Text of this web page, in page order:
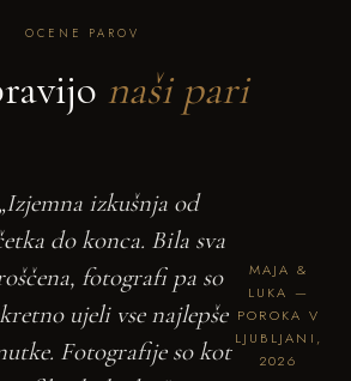
OCENE PAROV
naši pari
„Izjemna izkušnja od
do konca. Bila sva
fotografi pa so
ujeli vse najlepše
Fotografije so kot
MAJA &
LUKA —
POROKA V
LJUBLJANI,
2026